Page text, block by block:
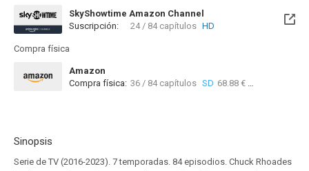
SkyShowtime Amazon Channel
Suscripción:
24 / 84 capítulos HD
Compra física
Amazon
Compra física: 36 / 84 capítulos SD 68.88 €
Sinopsis
Serie de TV (2016-2023). 7 temporadas. 84 episodios. Chuck Rhoades